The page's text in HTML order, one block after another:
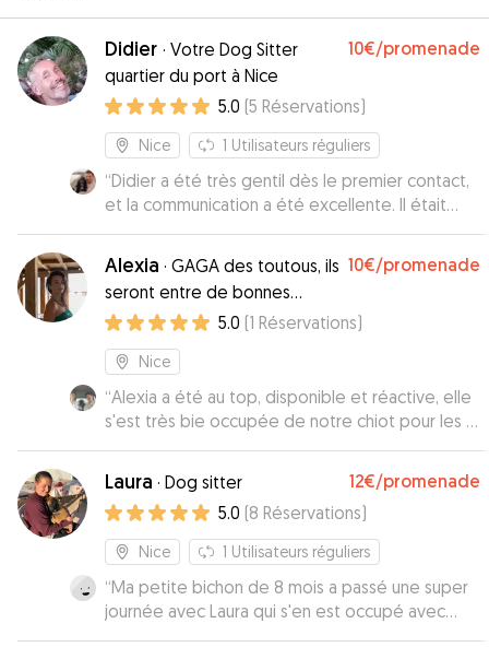
Didier · Votre Dog Sitter
quartier du port à Nice
10€/promenade
5.0 (5 Réservations)
Nice 1 Utilisateurs réguliers
“Didier a été très gentil dès le premier contact,
et la communication a été excellente. Il était
sincèrement ravi d'accueillir Toby et il nous a
envoyé une petite mise à jour avec des photos
chaque jour, ce qui est très apprécié.”
Alexia · GAGA des toutous, ils
seront entre de bonnes
pattes
10€/promenade
5.0 (1 Réservations)
Nice
“Alexia a été au top, disponible et réactive, elle
s'est très bie occupée de notre chiot pour les 2
journées dont nous avions besoin. Nous
recommandons!! Merci Alexia
Laura · Dog sitter 12€/promenade
5.0 (8 Réservations)
Nice 1 Utilisateurs réguliers
“Ma petite bichon de 8 mois a passé une super
journée avec Laura qui s'en est occupé avec
beaucoup d'attention. Elle l'a emmené faire une